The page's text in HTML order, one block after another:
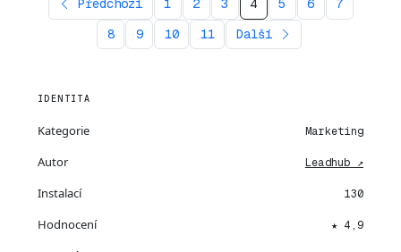
Předchozí 1 2 3 4 5 6
7
8
9 10 11 Další
IDENTITA
Kategorie Marketing
Autor Leadhub ↗
Instalací 130
Hodnocení ★ 4,9